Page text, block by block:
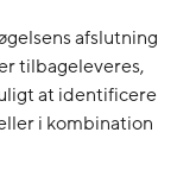
afslutning
tilbageleveres,
at identificere
i kombination